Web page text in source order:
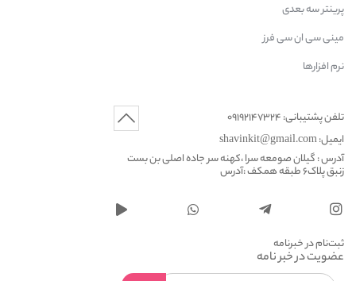
پرینتر سه بعدی
مینی سی ان سی فرز
نرم افزارها
تلفن پشتیبانی: 09192147324
ایمیل: shavinkit@gmail.com
آدرس : گیلان صومعه سرا ،کهنه سر جاده اصلی بن بست
زنبق پلاک6 طبقه همکف :آدرس
ثبت‌نام در خبرنامه
عضویت در خبر نامه